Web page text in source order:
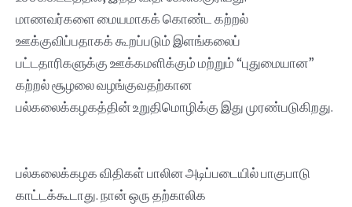
மாணவர்களை மையமாகக் கொண்ட கற்றல்
ஊக்குவிப்பதாகக் கூறப்படும் இளங்கலைப்
பட்டதாரிகளுக்கு ஊக்கமளிக்கும் மற்றும் “புதுமையான”
கற்றல் சூழலை வழங்குவதற்கான
பல்கலைக்கழகத்தின் உறுதிமொழிக்கு இது முரண்படுகிறது.
பல்கலைக்கழக விதிகள் பாலின அடிப்படையில் பாகுபாடு
காட்டக்கூடாது. நான் ஒரு தற்காலிக